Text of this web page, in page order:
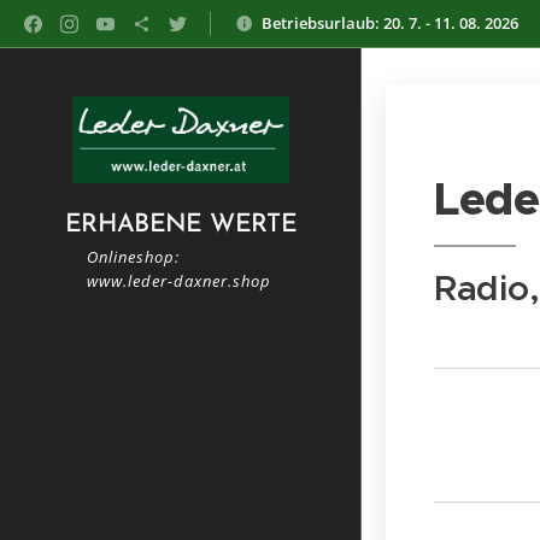
Betriebsurlaub: 20. 7. - 11. 08. 2026
ERHABENE WERTE
Onlineshop:
www.leder-daxner.shop